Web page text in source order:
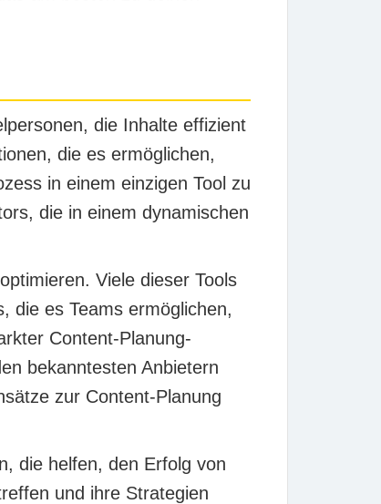
die Inhalte effizient
die es ermöglichen,
in einem einzigen Tool zu
die in einem dynamischen
Viele dieser Tools
die es Teams ermöglichen,
Content-Planung-
bekanntesten Anbietern
zur Content-Planung
die helfen, den Erfolg von
und ihre Strategien